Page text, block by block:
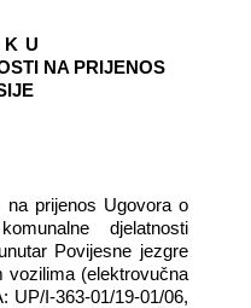
K U
NA PRIJENOS
prijenos Ugovora o
djelatnosti
Povijesne jezgre
vozilima (elektrovučna
UP/I-363-01/19-01/06,